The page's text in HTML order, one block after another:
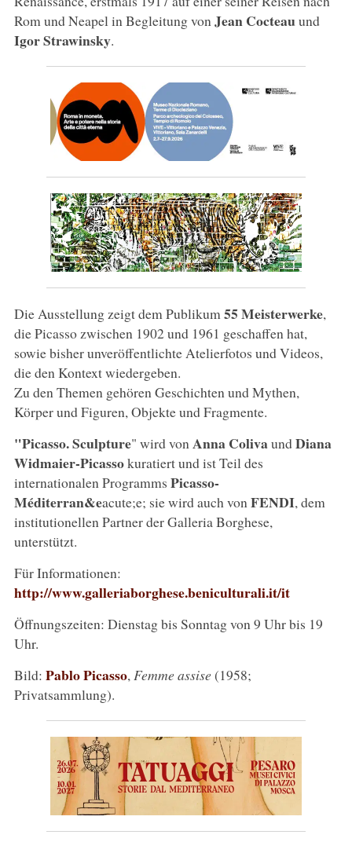
Rom und Neapel in Begleitung von Jean Cocteauund
Igor Strawinsky.
Die Ausstellung zeigt dem Publikum55 Meisterwerke,
die Picasso zwischen 1902 und 1961 geschaffen hat,
sowie bisher unveröffentlichte Atelierfotos und Videos,
die den Kontext wiedergeben.
Zu den Themen gehören Geschichten und Mythen,
Körper und Figuren, Objekte und Fragmente.
"Picasso. Sculpture" wird vonAnna ColivaundDiana
Widmaier-Picassokuratiert und ist Teil des
internationalen Programms Picasso-
Méditerran&eacute;e; sie wird auch von FENDI, dem
institutionellen Partner der Galleria Borghese,
unterstützt.
Für Informationen:
http://www.galleriaborghese.beniculturali.it/it
Öffnungszeiten: Dienstag bis Sonntag von 9 Uhr bis 19
Uhr.
Bild: Pablo Picasso, Femme assise(1958;
Privatsammlung).